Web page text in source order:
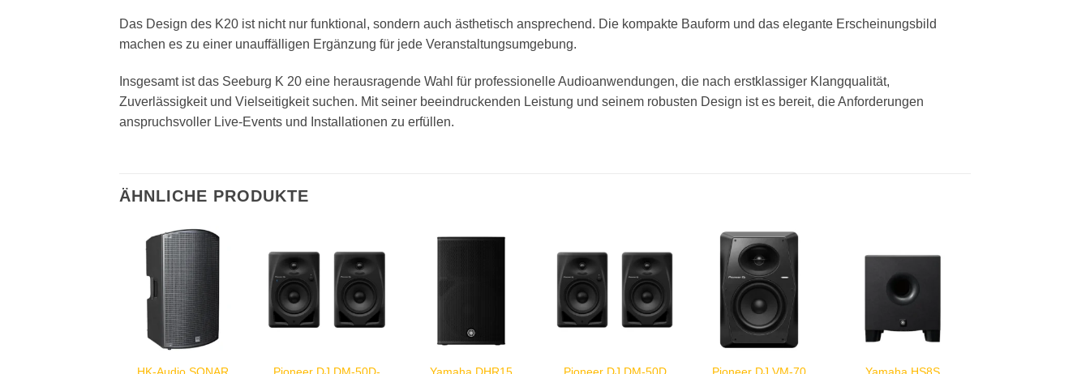
Das Design des K20 ist nicht nur funktional, sondern auch ästhetisch ansprechend. Die kompakte Bauform und das elegante Erscheinungsbild
machen es zu einer unauffälligen Ergänzung für jede Veranstaltungsumgebung.
Insgesamt ist das Seeburg K 20 eine herausragende Wahl für professionelle Audioanwendungen, die nach erstklassiger Klangqualität,
Zuverlässigkeit und Vielseitigkeit suchen. Mit seiner beeindruckenden Leistung und seinem robusten Design ist es bereit, die Anforderungen
anspruchsvoller Live-Events und Installationen zu erfüllen.
ÄHNLICHE PRODUKTE
HK-Audio SONAR Pioneer DJ DM-50D-